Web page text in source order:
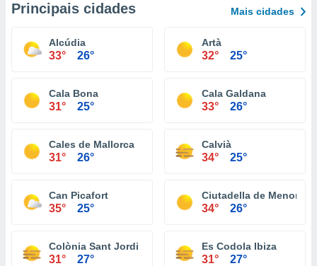
Principais cidades Mais cidades
Alcúdia
33° 26°
Artà
32° 25°
Cala Bona
31° 25°
Cala Galdana
33° 26°
Cales de Mallorca
31° 26°
Calvià
34° 25°
Can Picafort
35° 25°
Ciutadella de Menorca
34° 26°
Colònia Sant Jordi
31° 27°
Es Codola Ibiza
31° 27°